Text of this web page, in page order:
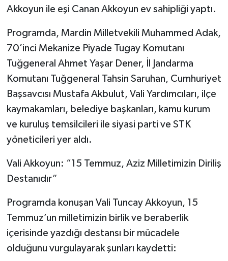
Akkoyun ile eşi Canan Akkoyun ev sahipliği yaptı.
Programda, Mardin Milletvekili Muhammed Adak,
70’inci Mekanize Piyade Tugay Komutanı
Tuğgeneral Ahmet Yaşar Dener, İl Jandarma
Komutanı Tuğgeneral Tahsin Saruhan, Cumhuriyet
Başsavcısı Mustafa Akbulut, Vali Yardımcıları, ilçe
kaymakamları, belediye başkanları, kamu kurum
ve kuruluş temsilcileri ile siyasi parti ve STK
yöneticileri yer aldı.
Vali Akkoyun: “15 Temmuz, Aziz Milletimizin Diriliş
Destanıdır”
Programda konuşan Vali Tuncay Akkoyun, 15
Temmuz’un milletimizin birlik ve beraberlik
içerisinde yazdığı destansı bir mücadele
olduğunu vurgulayarak şunları kaydetti: